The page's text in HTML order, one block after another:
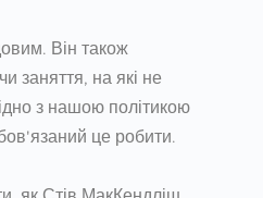
Він також
заняття, на які не
з нашою політикою
це робити.